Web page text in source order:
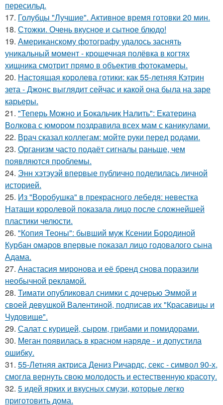
пересильд.
17. Голубцы "Лучшие". Активное время готовки 20 мин.
18. Стожки. Очень вкусное и сытное блюдо!
19. Американскому фотографу удалось заснять
уникальный момент - крошечная полёвка в когтях
хищника смотрит прямо в объектив фотокамеры.
20. Настоящая королева готики: как 55-летняя Кэтрин
зета - Джонс выглядит сейчас и какой она была на заре
карьеры.
21. "Теперь Можно и Бокальчик Налить": Екатерина
Волкова с юмором поздравила всех мам с каникулами.
22. Врач сказал коллегам: мойте руки перед родами.
23. Организм часто подаёт сигналы раньше, чем
появляются проблемы.
24. Энн хэтэуэй впервые публично поделилась личной
историей.
25. Из "Воробушка" в прекрасного лебедя: невестка
Наташи королевой показала лицо после сложнейшей
пластики челюсти.
26. "Копия Теоны": бывший муж Ксении Бородиной
Курбан омаров впервые показал лицо годовалого сына
Адама.
27. Анастасия миронова и её бренд снова поразили
необычной рекламой.
28. Тимати опубликовал снимки с дочерью Эммой и
своей девушкой Валентиной, подписав их "Красавицы и
Чудовище".
29. Салат с курицей, сыром, грибами и помидорами.
30. Меган появилась в красном наряде - и допустила
ошибку.
31. 55-Летняя актриса Дениз Ричардс, секс - символ 90-х,
смогла вернуть свою молодость и естественную красоту.
32. 5 идей ярких и вкусных смузи, которые легко
приготовить дома.